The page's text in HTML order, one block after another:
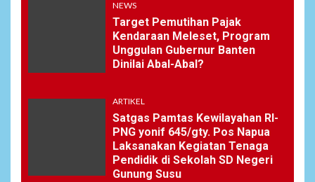
NEWS
Target Pemutihan Pajak
Kendaraan Meleset, Program
Unggulan Gubernur Banten
Dinilai Abal-Abal?
ARTIKEL
Satgas Pamtas Kewilayahan RI-
PNG yonif 645/gty. Pos Napua
Laksanakan Kegiatan Tenaga
Pendidik di Sekolah SD Negeri
Gunung Susu